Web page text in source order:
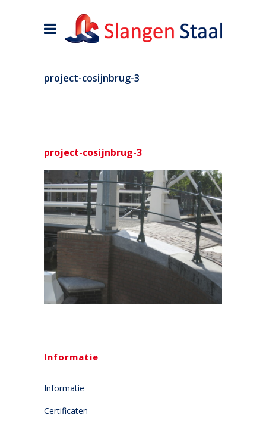
project-cosijnbrug-3
project-cosijnbrug-3
Informatie
Informatie
Certificaten